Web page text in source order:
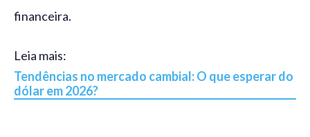
financeira.
Leia mais:
Tendências no mercado cambial: O que esperar do
dólar em 2026?